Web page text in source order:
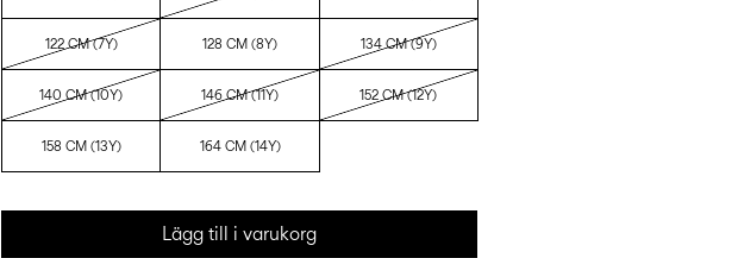
122 CM (7Y) 128 CM (8Y) 134 CM (9Y)
140 CM (10Y) 146 CM (11Y) 152 CM (12Y)
158 CM (13Y) 164 CM (14Y)
Lägg till i varukorg